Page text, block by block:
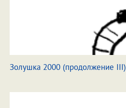
Золушка 2000 (продолжение III)